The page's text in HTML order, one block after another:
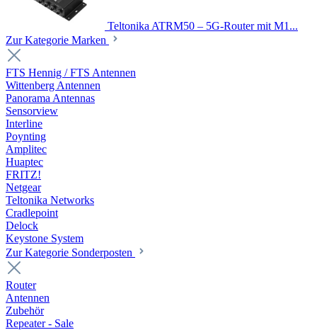
Teltonika ATRM50 – 5G-Router mit M1...
Zur Kategorie Marken
FTS Hennig / FTS Antennen
Wittenberg Antennen
Panorama Antennas
Sensorview
Interline
Poynting
Amplitec
Huaptec
FRITZ!
Netgear
Teltonika Networks
Cradlepoint
Delock
Keystone System
Zur Kategorie Sonderposten
Router
Antennen
Zubehör
Repeater - Sale